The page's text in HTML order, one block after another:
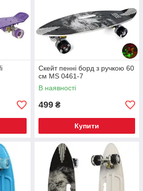
Скейт пенні борд з ручкою 60
см MS 0461-7
В наявності
499 ₴
Купити